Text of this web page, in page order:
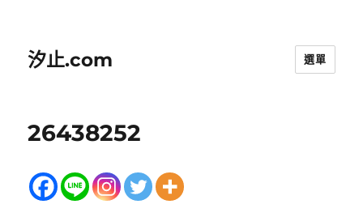
汐止.com 選單
26438252